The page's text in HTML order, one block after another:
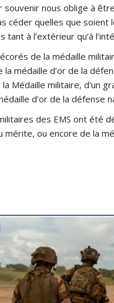
souvenir nous oblige à
céder quelles que soient
à l’extérieur qu’à
Médaille militaire, d’un
d’or de la défense
des EMS ont été
mérite, ou encore de la